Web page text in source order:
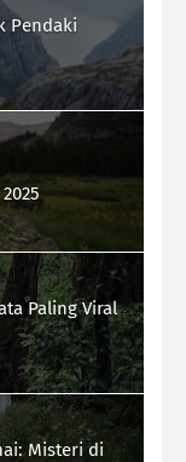
Pendaki
Paling Viral
Misteri di